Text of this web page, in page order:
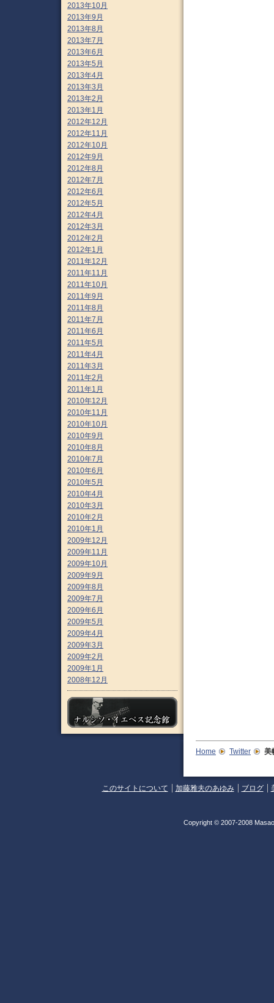
2013年10月
2013年9月
2013年8月
2013年7月
2013年6月
2013年5月
2013年4月
2013年3月
2013年2月
2013年1月
2012年12月
2012年11月
2012年10月
2012年9月
2012年8月
2012年7月
2012年6月
2012年5月
2012年4月
2012年3月
2012年2月
2012年1月
2011年12月
2011年11月
2011年10月
2011年9月
2011年8月
2011年7月
2011年6月
2011年5月
2011年4月
2011年3月
2011年2月
2011年1月
2010年12月
2010年11月
2010年10月
2010年9月
2010年8月
2010年7月
2010年6月
2010年5月
2010年4月
2010年3月
2010年2月
2010年1月
2009年12月
2009年11月
2009年10月
2009年9月
2009年8月
2009年7月
2009年6月
2009年5月
2009年4月
2009年3月
2009年2月
2009年1月
2008年12月
Home Twitter 美
このサイトについて 加藤雅夫のあゆみ ブログ
Copyright © 2007-2008